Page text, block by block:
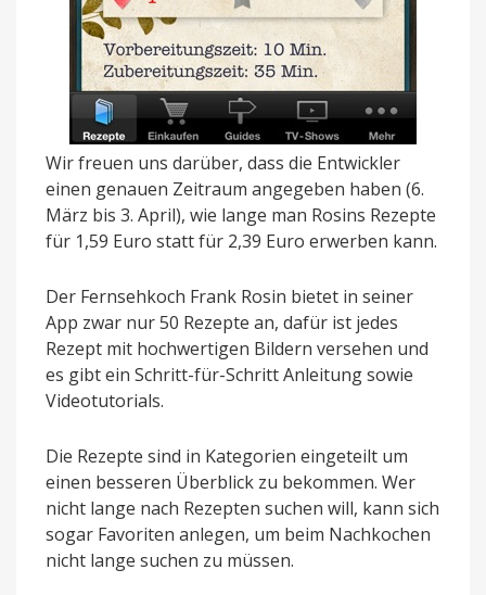
Wir freuen uns darüber, dass die Entwickler
einen genauen Zeitraum angegeben haben (6.
März bis 3. April), wie lange man Rosins Rezepte
für 1,59 Euro statt für 2,39 Euro erwerben kann.
Der Fernsehkoch Frank Rosin bietet in seiner
App zwar nur 50 Rezepte an, dafür ist jedes
Rezept mit hochwertigen Bildern versehen und
es gibt ein Schritt-für-Schritt Anleitung sowie
Videotutorials.
Die Rezepte sind in Kategorien eingeteilt um
einen besseren Überblick zu bekommen. Wer
nicht lange nach Rezepten suchen will, kann sich
sogar Favoriten anlegen, um beim Nachkochen
nicht lange suchen zu müssen.